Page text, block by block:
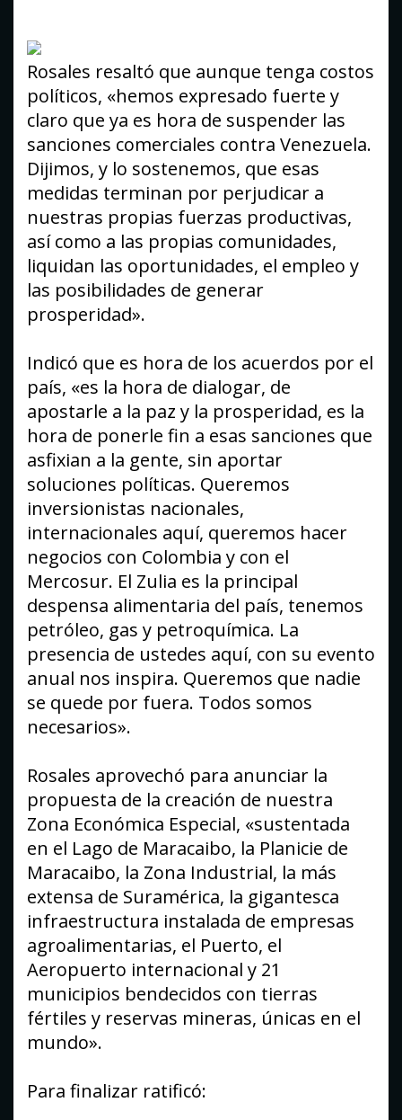
Rosales resaltó que aunque tenga costos
políticos, «hemos expresado fuerte y
claro que ya es hora de suspender las
sanciones comerciales contra Venezuela.
Dijimos, y lo sostenemos, que esas
medidas terminan por perjudicar a
nuestras propias fuerzas productivas,
así como a las propias comunidades,
liquidan las oportunidades, el empleo y
las posibilidades de generar
prosperidad».
Indicó que es hora de los acuerdos por el
país, «es la hora de dialogar, de
apostarle a la paz y la prosperidad, es la
hora de ponerle fin a esas sanciones que
asfixian a la gente, sin aportar
soluciones políticas. Queremos
inversionistas nacionales,
internacionales aquí, queremos hacer
negocios con Colombia y con el
Mercosur. El Zulia es la principal
despensa alimentaria del país, tenemos
petróleo, gas y petroquímica. La
presencia de ustedes aquí, con su evento
anual nos inspira. Queremos que nadie
se quede por fuera. Todos somos
necesarios».
Rosales aprovechó para anunciar la
propuesta de la creación de nuestra
Zona Económica Especial, «sustentada
en el Lago de Maracaibo, la Planicie de
Maracaibo, la Zona Industrial, la más
extensa de Suramérica, la gigantesca
infraestructura instalada de empresas
agroalimentarias, el Puerto, el
Aeropuerto internacional y 21
municipios bendecidos con tierras
fértiles y reservas mineras, únicas en el
mundo».
Para finalizar ratificó: